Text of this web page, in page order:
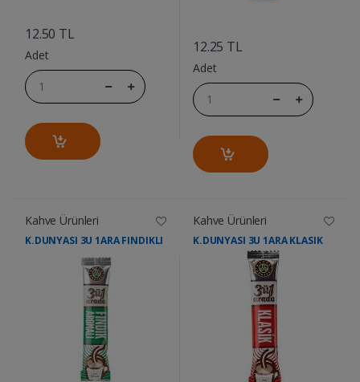
12.50 TL
Adet
12.25 TL
Adet
Kahve Ürünleri
K.DUNYASI 3U 1ARA FINDIKLI
Kahve Ürünleri
K.DUNYASI 3U 1ARA KLASIK